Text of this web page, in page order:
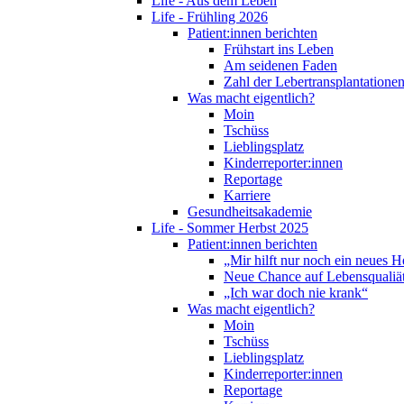
Life - Frühling 2026
Patient:innen berichten
Frühstart ins Leben
Am seidenen Faden
Zahl der
Was macht eigentlich?
Moin
Tschüss
Lieblingsplatz
Kinderreporter:innen
Reportage
Karriere
Gesundheitsakademie
Life - Sommer Herbst 2025
Patient:innen berichten
„Mir hilft nur noch ein neues
Neue Chance auf
„Ich war doch nie krank“
Was macht eigentlich?
Moin
Tschüss
Lieblingsplatz
Kinderreporter:innen
Reportage